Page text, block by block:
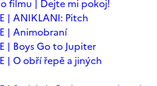
filmu | Dejte mi pokoj!
| ANIKLANI: Pitch
| Animobraní
| Boys Go to Jupiter
| O obří řepě a jiných